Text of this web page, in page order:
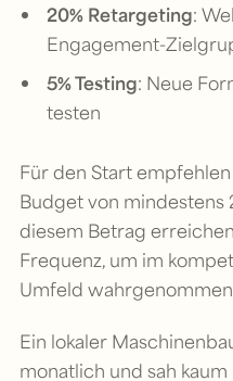
20% Retargeting:
Engagement-
5% Testing: Neue
testen
Für den Start
Budget von mindestens
diesem Betrag
Frequenz, um im
Umfeld
Ein lokaler
monatlich und sah